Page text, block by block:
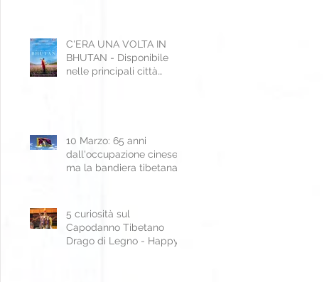
C'ERA UNA VOLTA IN
BHUTAN - Disponibile
nelle principali città
10 Marzo: 65 anni
dall'occupazione cinese,
ma la bandiera tibetana
5 curiosità sul
Capodanno Tibetano
Drago di Legno - Happy